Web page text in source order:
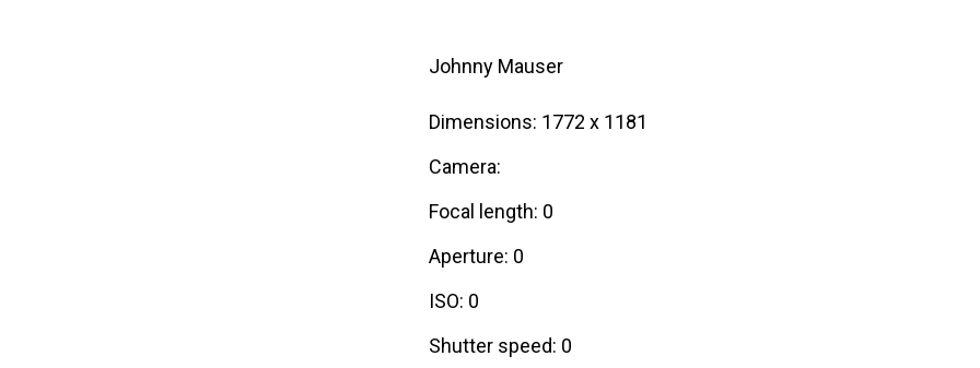
Johnny Mauser
Dimensions: 1772 x 1181
Camera:
Focal length: 0
Aperture: 0
ISO: 0
Shutter speed: 0